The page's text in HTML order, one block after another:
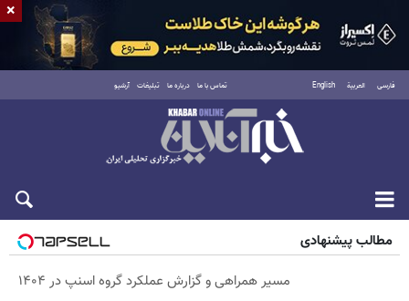
فارسی العربية English تماس با ما درباره ما تبلیغات آرشیو
شنبه ۱۷ مرداد ۱۴۰۵
مطالب پیشنهادی
مسیر همراهی و گزارش عملکرد گروه اسنپ در ۱۴۰۴
×